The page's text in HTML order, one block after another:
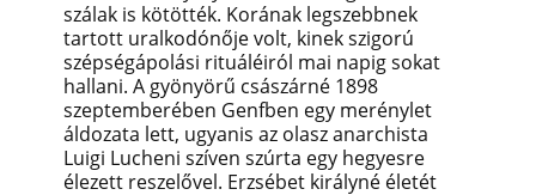
szálak is kötötték. Korának legszebbnek
tartott uralkodónője volt, kinek szigorú
szépségápolási rituáléiról mai napig sokat
hallani. A gyönyörű császárné 1898
szeptemberében Genfben egy merénylet
áldozata lett, ugyanis az olasz anarchista
Luigi Lucheni szíven szúrta egy hegyesre
élezett reszelővel. Erzsébet királyné életét